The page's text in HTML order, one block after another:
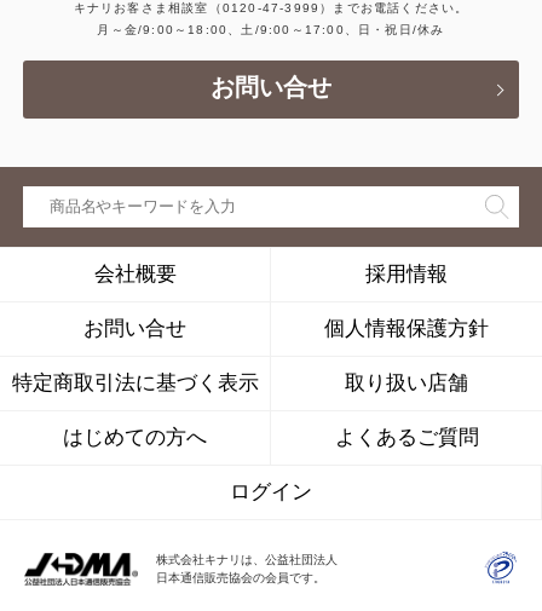
キナリお客さま相談室
（0120-47-3999）
までお電話ください。
月～金/9:00～18:00、土/9:00～17:00、日・祝日/休み
お問い合せ
会社概要 採用情報
お問い合せ 個人情報保護方針
特定商取引法に基づく表示 取り扱い店舗
はじめての方へ よくあるご質問
ログイン
株式会社キナリは、公益社団法人
日本通信販売協会の会員です。